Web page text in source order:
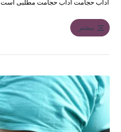
آداب حجامت آداب حجامت مطلبی است
بیشتر